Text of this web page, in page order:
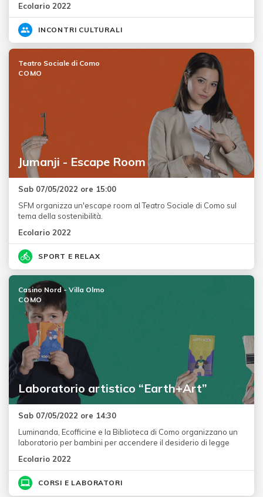
Ecolario 2022
INCONTRI CULTURALI
Jumanji - Escape Room
Teatro Sociale di Como
COMO
Sab 07/05/2022 ore 15:00
SFM organizza un'escape room al Teatro Sociale di Como sul
tema della sostenibilità.
Ecolario 2022
SPORT E RELAX
Laboratorio artistico “Earth+Art”
Casino Nord - Villa Olmo
COMO
Sab 07/05/2022 ore 14:30
Luminanda, Ecofficine e la Biblioteca di Como organizzano un
laboratorio per bambini per accendere il desiderio di legge
Ecolario 2022
CORSI E LABORATORI